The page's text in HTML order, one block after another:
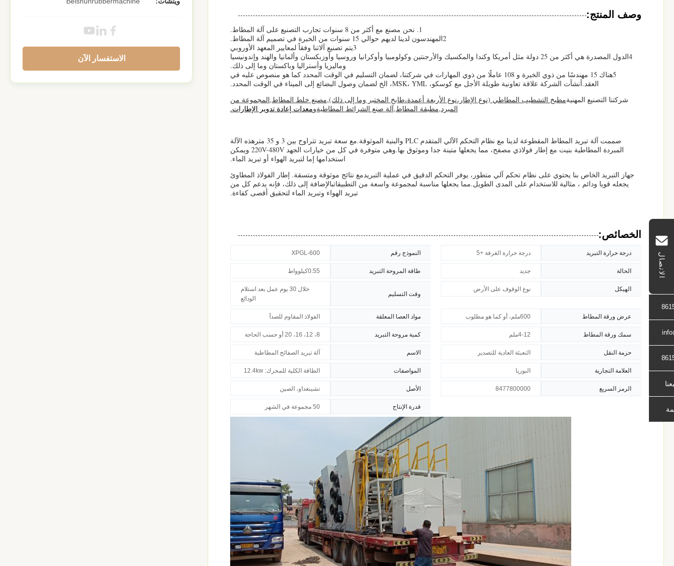
الاتصال
وصف المنتج:
1. نحن مصنع مع أكثر من 8 سنوات تجارب التصنيع على آلة المطاط.
2المهندسون لدينا لديهم حوالي 15 سنوات من الخبرة في تصميم آلة المطاط.
3يتم تصنيع آلاتنا وفقاً لمعايير المعهد الأوروبي
4الدول المصدرة هي أكثر من 25 دولة مثل أمريكا وكندا والمكسيك والأرجنتين وكولومبيا وأوكرانيا وروسيا وأوزبكستان وألمانيا والهند وإندونيسيا
وماليزيا وأستراليا وباكستان وما إلى ذلك.
5هناك 15 مهندسًا من ذوي الخبرة و 108 عاملًا من ذوي المهارات في شركتنا، لضمان التسليم في الوقت المحدد كما هو منصوص عليه في
العقد.أنشأت الشركة علاقة تعاونية طويلة الأجل مع كوسكو، MSK، YML، الخ لضمان وصول البضائع إلى الميناء في الوقت المحدد.
شركتنا التصنيع المهنيةمطبخ التشطيب المطاطي (نوع الإطار،نوع الأربعة أعمدة،طابخ المختبر وما إلى ذلك),مصنع خلط المطاط,المجموعة من
المبرد,مطبقة المطاط,آلة صنع الشرائط المطاطيةومعدات إعادة تدوير الإطارات.
صممت آلة تبريد المطاط المقطوعة لدينا مع نظام التحكم الآلي المتقدم PLC والبنية الموثوقة.مع سعة تبريد تتراوح بين 3 و 35 مترهذه الآلة
المبردة المطاطية بنيت مع إطار فولاذي مصفح، مما يجعلها متينة جدا وموثوق بها.وهي متوفرة في كل من خيارات الجهد 220V-480V ويمكن
استخدامها إما لتبريد الهواء أو تبريد الماء.
جهاز التبريد الخاص بنا يحتوي على نظام تحكم آلي متطور، يوفر التحكم الدقيق في عملية التبريدمع نتائج موثوقة ومتسقة. إطار الفولاذ المطاوئ
يجعله قويا ودائم ، مثالية للاستخدام على المدى الطويل.مما يجعلها مناسبة لمجموعة واسعة من التطبيقاتبالإضافة إلى ذلك، فإنه يدعم كل من
تبريد الهواء وتبريد الماء لتحقيق أقصى كفاءة.
الخصائص:
النموذج رقم XPGL-600 درجة حرارة التبريد درجة حرارة الغرفة +5
طاقة المروحة التبريد 0.55كيلوواط الحالة جديد
وقت التسليم
خلال 30 يوم عمل بعد استلام
الودائع
الهيكل نوع الوقوف على الأرض
مواد العصا المعلقة الفولاذ المقاوم للصدأ عرض ورقة المطاط 600ملم، أو كما هو مطلوب
كمية مروحة التبريد 8، 12، 16، 20 أو حسب الحاجة سمك ورقة المطاط 4-12ملم
الاسم آلة تبريد الصفائح المطاطية حزمة النقل التعبئة العادية للتصدير
المواصفات الطاقة الكلية للمحرك: 12.4kw العلامة التجارية البوريا
الأصل تشينغداو، الصين الرمز السريع 8477800000
قدرة الإنتاج 50 مجموعة في الشهر
الاستفسار الآن